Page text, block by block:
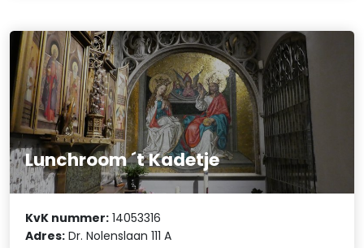
Lunchroom ´t Kadetje
KvK nummer: 14053316
Adres: Dr. Nolenslaan 111 A